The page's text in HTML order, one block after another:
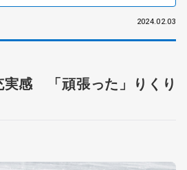
2024.02.03
実感 「頑張った」りくり